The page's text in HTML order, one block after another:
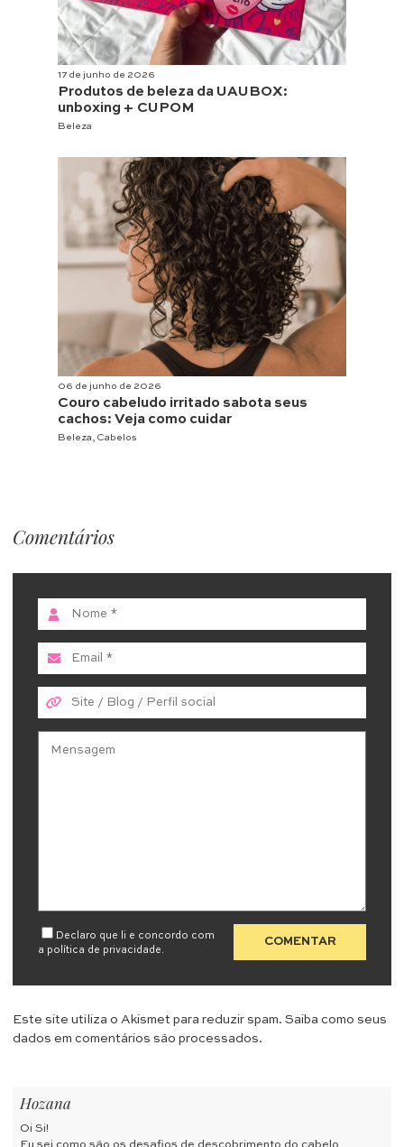
17 de junho de 2026
Produtos de beleza da UAUBOX:
unboxing + CUPOM
Beleza
06 de junho de 2026
Couro cabeludo irritado sabota seus
cachos: Veja como cuidar
Beleza , Cabelos
Comentários
Declaro que li e concordo com
a política de privacidade.
Este site utiliza o Akismet para reduzir spam. Saiba como seus
dados em comentários são processados.
Hozana
Oi Si!
Eu sei como são os desafios de descobrimento do cabelo.